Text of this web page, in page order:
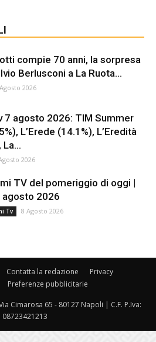
compie 70 anni, la sorpresa
Berlusconi a La Ruota...
2026
7 agosto 2026: TIM Summer
L’Erede (14.1%), L’Eredità
2026
TV del pomeriggio di oggi |
agosto 2026
Tv 8 Agosto 2026
Contatta la redazione
Privacy
Preferenze pubblicitarie
Cimarosa 65 - 80127 Napoli | C.F. P.Iva:
08723421213